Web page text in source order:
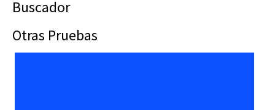
Buscador
Otras Pruebas